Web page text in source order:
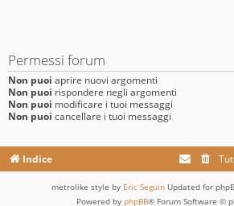
Permessi forum
Non puoi aprire nuovi argomenti
Non puoi rispondere negli argomenti
Non puoi modificare i tuoi messaggi
Non puoi cancellare i tuoi messaggi
Indice
metrolike style by Eric Seguin Updated for
Powered by phpBB® Forum Software ©